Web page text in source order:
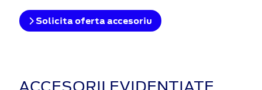
Solicita oferta accesoriu